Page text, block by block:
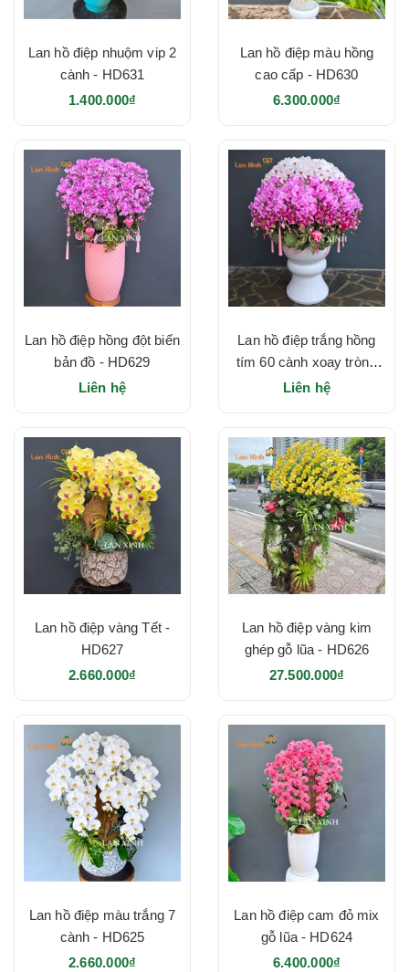
Lan hồ điệp nhuộm vip 2
cành - HD631
1.400.000₫
Lan hồ điệp màu hồng
cao cấp - HD630
6.300.000₫
Lan hồ điệp hồng đột biến
bản đồ - HD629
Liên hệ
Lan hồ điệp trắng hồng
tím 60 cành xoay tròn -
HD628
Liên hệ
Lan hồ điệp vàng Tết -
HD627
2.660.000₫
Lan hồ điệp vàng kim
ghép gỗ lũa - HD626
27.500.000₫
Lan hồ điệp màu trắng 7
cành - HD625
2.660.000₫
Lan hồ điệp cam đỏ mix
gỗ lũa - HD624
6.400.000₫